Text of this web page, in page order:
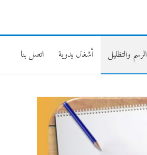
الرسم والتظليل أشغال يدوية اتصل بنا